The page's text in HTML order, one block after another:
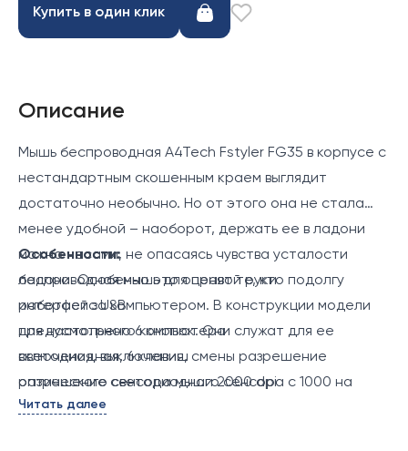
Купить в один клик
Описание
Мышь беспроводная A4Tech Fstyler FG35 в корпусе с
нестандартным скошенным краем выглядит
достаточно необычно. Но от этого она не стала
менее удобной – наоборот, держать ее в ладони
можно часами, не опасаясь чувства усталости
ладони. Особенно это оценят те, кто подолгу
работает за компьютером. В конструкции модели
предусмотрено 6 кнопок. Они служат для ее
включения, выключения, смены разрешение
оптического светодиодного сенсора с 1000 на
2000 dpi и обратно. Последний обеспечивает
Особенности:
беспроводная мышь для правой руки
интерфейс USB
для настольного компьютера
светодиодная, 6 клавиш
разрешение сенсора мыши 2000 dpi
Читать далее